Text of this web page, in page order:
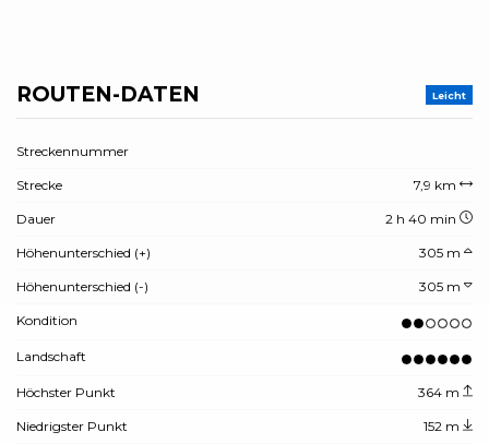
ROUTEN-DATEN Leicht
Streckennummer
Strecke 7,9 km
Dauer 2 h 40 min
Höhenunterschied (+) 305 m
Höhenunterschied (-) 305 m
Kondition
Landschaft
Höchster Punkt 364 m
Niedrigster Punkt 152 m